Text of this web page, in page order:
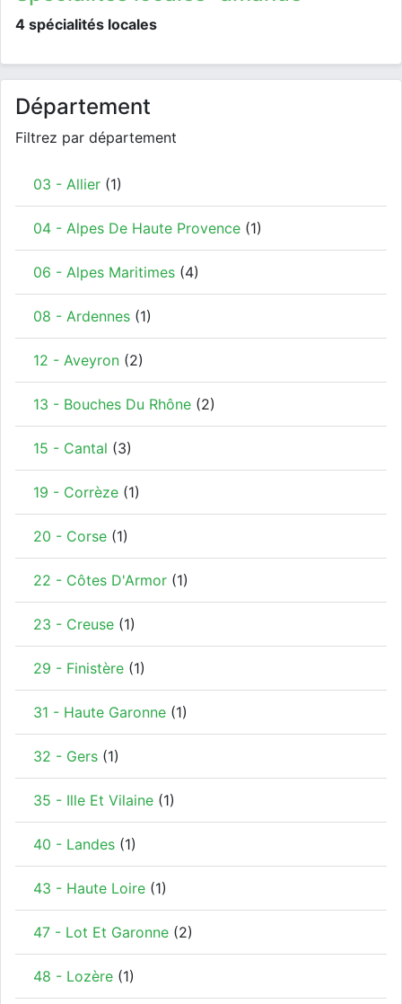
4 spécialités locales
Département
Filtrez par département
03 - Allier (1)
04 - Alpes De Haute Provence (1)
06 - Alpes Maritimes (4)
08 - Ardennes (1)
12 - Aveyron (2)
13 - Bouches Du Rhône (2)
15 - Cantal (3)
19 - Corrèze (1)
20 - Corse (1)
22 - Côtes D'Armor (1)
23 - Creuse (1)
29 - Finistère (1)
31 - Haute Garonne (1)
32 - Gers (1)
35 - Ille Et Vilaine (1)
40 - Landes (1)
43 - Haute Loire (1)
47 - Lot Et Garonne (2)
48 - Lozère (1)